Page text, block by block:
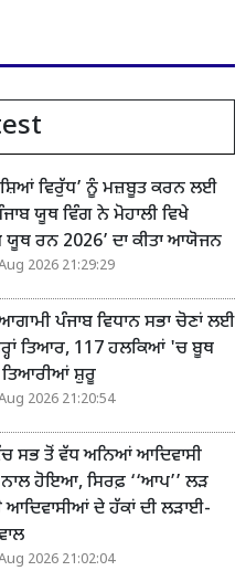
ਵਿਰੁੱਧ’ ਨੂੰ ਮਜ਼ਬੂਤ ਕਰਨ ਲਈ
ਯੂਥ ਵਿੰਗ ਨੇ ਮੋਹਾਲੀ ਵਿਖੇ
ਯੂਥ ਰਨ 2026’ ਦਾ ਕੀਤਾ ਆਯੋਜਨ
2026 21:29:29
ਪੰਜਾਬ ਵਿਧਾਨ ਸਭਾ ਚੋਣਾਂ ਲਈ
ਤਿਆਰ, 117 ਹਲਕਿਆਂ 'ਚ ਬੂਥ
ਤਿਆਰੀਆਂ ਸ਼ੁਰੂ
2026 21:20:54
ਸਭ ਤੋਂ ਵੱਧ ਅਨਿਆਂ ਆਦਿਵਾਸੀ
ਹੋਇਆ, ਸਿਰਫ਼ ‘‘ਆਪ’’ ਲੜ
ਆਦਿਵਾਸੀਆਂ ਦੇ ਹੱਕਾਂ ਦੀ ਲੜਾਈ-
2026 21:02:04